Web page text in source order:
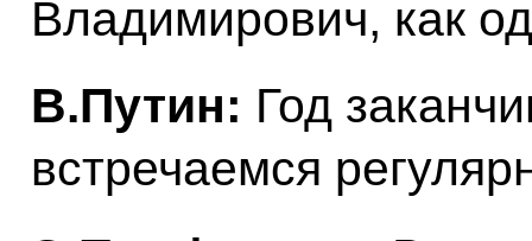
Владимирович, как
В.Путин: Год
встречаемся